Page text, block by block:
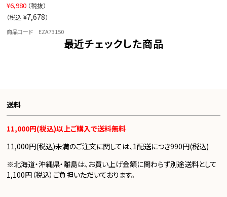
¥6,980 （税抜）
（税込 ¥7,678）
商品コード EZA73150
最近チェックした商品
送料
11,000円(税込)以上ご購入で送料無料
11,000円(税込)未満のご注文に関しては、1配送につき990円(税込)
※北海道・沖縄県・離島は、お買い上げ金額に関わらず別途送料として
1,100円（税込）ご負担いただいております。